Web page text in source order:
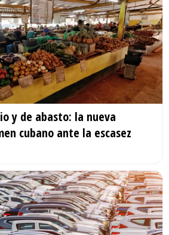
y de abasto: la nueva
cubano ante la escasez